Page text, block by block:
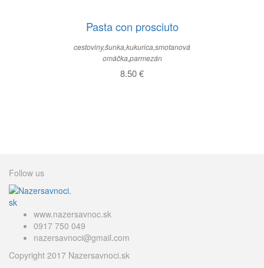
Pasta con prosciuto
cestoviny,šunka,kukurica,smotanová
omáčka,parmezán
8.50€
Follow us
www.nazersavnoc.sk
0917 750 049
nazersavnoci@gmail.com
Copyright 2017 Nazersavnoci.sk